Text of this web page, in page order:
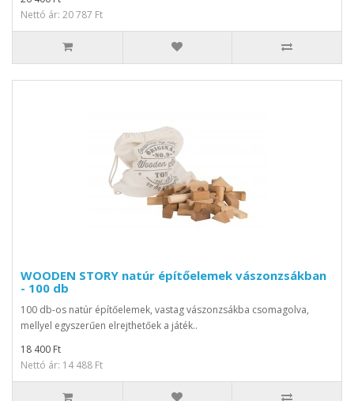
Nettó ár: 20 787 Ft
WOODEN STORY natúr építőelemek vászonzsákban
- 100 db
100 db-os natúr építőelemek, vastag vászonzsákba csomagolva,
mellyel egyszerűen elrejthetőek a játék..
18 400 Ft
Nettó ár: 14 488 Ft